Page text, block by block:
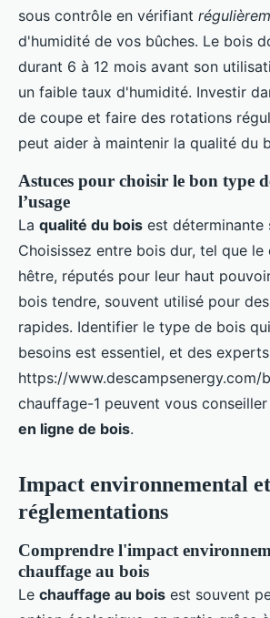
sous contrôle en vérifiant
d'humidité de vos bûches. Le bois
durant 6 à 12 mois avant son
un faible taux d'humidité. Investir
de coupe et faire des rotations
peut aider à maintenir la qualité du
Astuces pour choisir le bon type
l’usage
La qualité du bois est déterminante
Choisissez entre bois dur, tel que le
hêtre, réputés pour leur haut
bois tendre, souvent utilisé pour
rapides. Identifier le type de bois
besoins est essentiel, et des
https://www.descampsenergy.com/
chauffage-1 peuvent vous
en ligne de bois.
Impact environnemental et
réglementations
Comprendre l'impact
chauffage au bois
Le chauffage au bois est souvent